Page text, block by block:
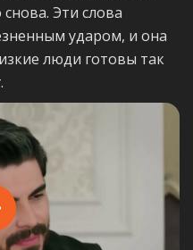
Эти слова
ударом, и она
люди готовы так